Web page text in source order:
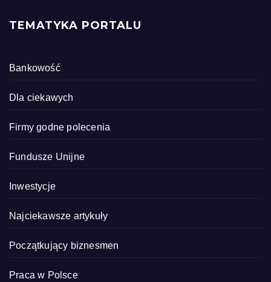
TEMATYKA PORTALU
Bankowość
Dla ciekawych
Firmy godne polecenia
Fundusze Unijne
Inwestycje
Najciekawsze artykuły
Początkujący biznesmen
Praca w Polsce